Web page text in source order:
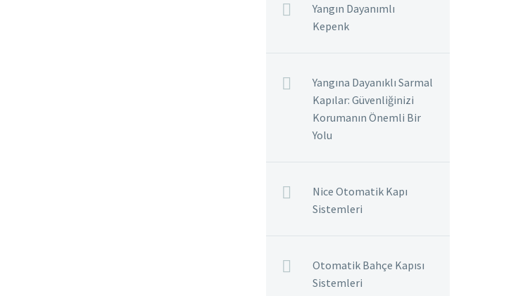
Yangın Dayanımlı
Kepenk
Yangına Dayanıklı Sarmal
Kapılar: Güvenliğinizi
Korumanın Önemli Bir
Yolu
Nice Otomatik Kapı
Sistemleri
Otomatik Bahçe Kapısı
Sistemleri